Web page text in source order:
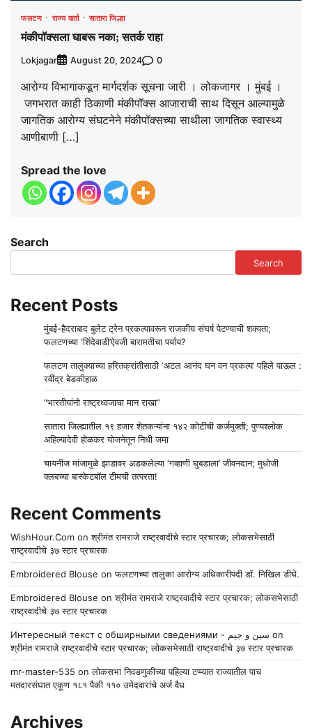
फलटण राज्य वार्ता सातारा जिल्हा
मंकीपॉक्सला घाबरू नका; सतर्क राहा
Lokjagar August 20, 2024 0
आरोग्य विभागाकडून मार्गदर्शक सूचना जारी । लोकजागर । मुंबई ।
जगभरात काही ठिकाणी मंकीपॉक्स आजाराची साथ दिसून आल्यामुळे
जागतिक आरोग्य संघटनेने मंकीपॉक्सच्या साथीला जागतिक स्वास्थ्य
आणीबाणी […]
Spread the love
Search
Search
Recent Posts
मुंबई-हैदराबाद बुलेट ट्रेन प्रकल्पावरून राजकीय संघर्ष पेटण्याची शक्यता;
फलटणच्या ‘शिंदेवाडी’ऐवजी बारामतीचा पर्याय?
फलटण तालुक्याच्या हरितक्रांतीसाठी ‘अटल आनंद घन वन प्रकल्प’ पहिले पाऊल :
रवींद्र बेडकीहाळ
“भारतीयांनो राष्ट्रध्वजाचा मान राखा”
सातारा जिल्ह्यातील १९ हजार शेतकऱ्यांना १४२ कोटींची कर्जमुक्ती; पुण्यश्लोक
अहिल्यादेवी होळकर योजनेतून निधी जमा
चायनीज मांजामुळे झाडावर अडकलेल्या ‘गव्हाणी घुबडाला’ जीवनदान; मुधोजी
क्लबच्या बास्केटबॉल टीमची तत्परता!
Recent Comments
WishHour.Com onश्रीमंत रामराजे राष्ट्रवादीचे स्टार प्रचारक; लोकसभेसाठी
राष्ट्रवादीचे ३७ स्टार प्रचारक
Embroidered Blouse onफलटणच्या तालुका आरोग्य अधिकारीपदी डॉ. निखिल डीघे.
Embroidered Blouse onश्रीमंत रामराजे राष्ट्रवादीचे स्टार प्रचारक; लोकसभेसाठी
राष्ट्रवादीचे ३७ स्टार प्रचारक
Интересный текст с обширными сведениями - سين و جيم on
श्रीमंत रामराजे राष्ट्रवादीचे स्टार प्रचारक; लोकसभेसाठी राष्ट्रवादीचे ३७ स्टार प्रचारक
mr-master-535 onलोकसभा निवडणुकीच्या पहिल्या टप्प्यात राज्यातील पाच
मतदारसंघात एकूण १८१ पैकी ११० उमेदवारांचे अर्ज वैध
Archives